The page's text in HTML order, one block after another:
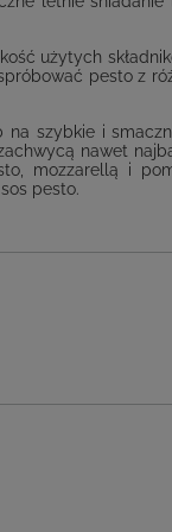
użytych
pesto z
szybkie i
nawet
mozzarellą i
pesto.